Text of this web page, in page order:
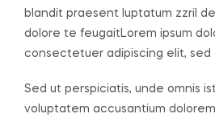
blandit praesent luptatum zzril
dolore te feugaitLorem ipsum
consectetuer adipiscing elit, sed
Sed ut perspiciatis, unde omnis
voluptatem accusantium